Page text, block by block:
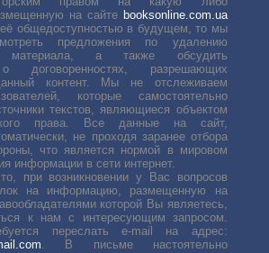
на сайте booksonline.com.ua
общедоступностью в будущем, то мы
предложения по удалению
материала, а также обсудить
договоренностях, разрешающих
контент. Мы не отслеживаем
которые самостоятельно
текстов, являющиеся объектом
права. Все данные на сайт,
не проходя заранее отбора
что является нормой в мировом
информации в сети интернет.
при возникновении у Вас вопросов
на информацию, размещенную на
которой Вы являетесь,
к нам с интересующим запросом.
переслать е-mail на адрес:
. В письме настоятельно